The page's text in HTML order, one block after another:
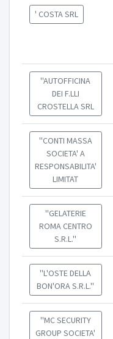
' COSTA SRL
''AUTOFFICINA
DEI F.LLI
CROSTELLA SRL
''CONTI MASSA
SOCIETA' A
RESPONSABILITA'
LIMITAT
''GELATERIE
ROMA CENTRO
S.R.L.''
''L'OSTE DELLA
BON'ORA S.R.L.''
''MC SECURITY
GROUP SOCIETA'